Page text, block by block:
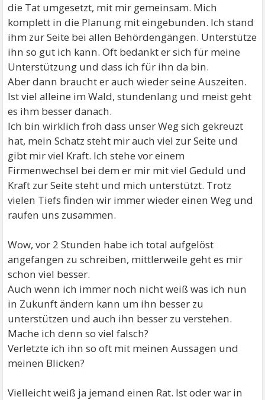
die Tat umgesetzt, mit mir gemeinsam. Mich
komplett in die Planung mit eingebunden. Ich stand
ihm zur Seite bei allen Behördengängen. Unterstütze
ihn so gut ich kann. Oft bedankt er sich für meine
Unterstützung und dass ich für ihn da bin.
Aber dann braucht er auch wieder seine Auszeiten.
Ist viel alleine im Wald, stundenlang und meist geht
es ihm besser danach.
Ich bin wirklich froh dass unser Weg sich gekreuzt
hat, mein Schatz steht mir auch viel zur Seite und
gibt mir viel Kraft. Ich stehe vor einem
Firmenwechsel bei dem er mir mit viel Geduld und
Kraft zur Seite steht und mich unterstützt. Trotz
vielen Tiefs finden wir immer wieder einen Weg und
raufen uns zusammen.
Wow, vor 2 Stunden habe ich total aufgelöst
angefangen zu schreiben, mittlerweile geht es mir
schon viel besser.
Auch wenn ich immer noch nicht weiß was ich nun
in Zukunft ändern kann um ihn besser zu
unterstützen und auch ihn besser zu verstehen.
Mache ich denn so viel falsch?
Verletzte ich ihn so oft mit meinen Aussagen und
meinen Blicken?
Vielleicht weiß ja jemand einen Rat. Ist oder war in